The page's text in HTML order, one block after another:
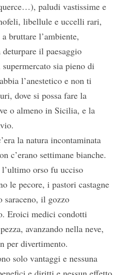
paludi vastissime e
libellule e uccelli rari,
bruttare l’ambiente,
deturpare il paesaggio
sia pieno di
l’anestetico e non ti
dove si possa fare la
o almeno in Sicilia, e la
la natura incontaminata
c’erano settimane bianche.
orso fu ucciso
le pecore, i pastori castagne
saraceno, il gozzo
Eroici medici condotti
avanzando nella neve,
per divertimento.
solo vantaggi e nessuna